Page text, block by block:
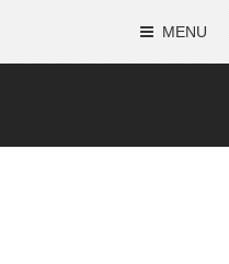
MENU